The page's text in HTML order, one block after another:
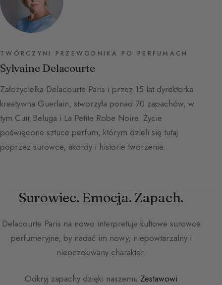
TWÓRCZYNI PRZEWODNIKA PO PERFUMACH
Sylvaine Delacourte
Założycielka Delacourte Paris i przez 15 lat dyrektorka
kreatywna Guerlain, stworzyła ponad 70 zapachów, w
tym Cuir Beluga i La Petite Robe Noire. Życie
poświęcone sztuce perfum, którym dzieli się tutaj
poprzez surowce, akordy i historie tworzenia.
Surowiec. Emocja. Zapach.
Delacourte Paris na nowo interpretuje kultowe surowce
perfumeryjne, by nadać im nowy, niepowtarzalny i
nieoczekiwany charakter.
Odkryj zapachy dzięki naszemu Zestawowi